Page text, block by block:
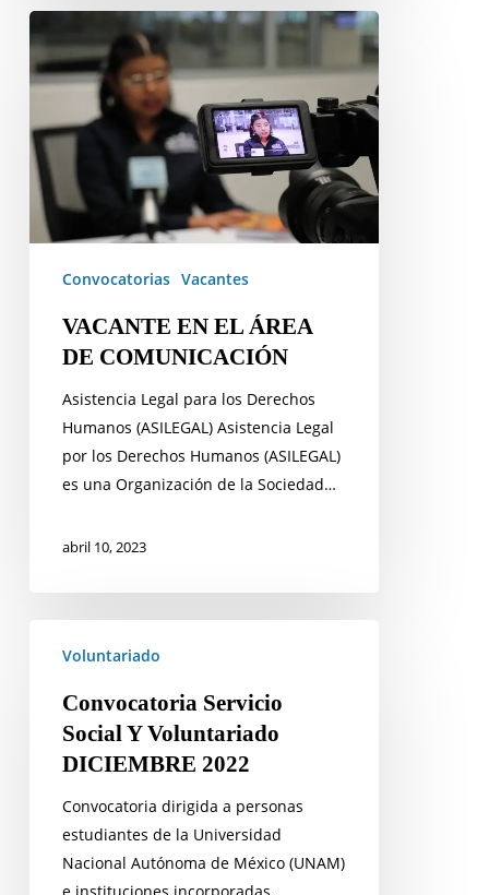
VACANTE
EN
EL
DE
COMUNICACIÓN
Convocatorias Vacantes
VACANTE EN EL ÁREA
DE COMUNICACIÓN
Asistencia Legal para los Derechos
Humanos (ASILEGAL) Asistencia Legal
por los Derechos Humanos (ASILEGAL)
es una Organización de la Sociedad…
abril 10, 2023
Servicio
Voluntariado
DICIEMBRE
2022
Voluntariado
Convocatoria Servicio
Social Y Voluntariado
DICIEMBRE 2022
Convocatoria dirigida a personas
estudiantes de la Universidad
Nacional Autónoma de México (UNAM)